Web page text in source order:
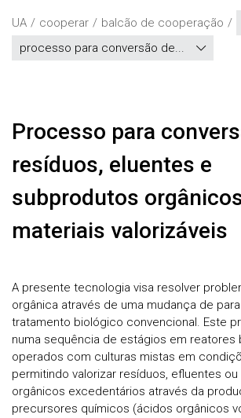
UA cooperar
balcão de cooperação
processo para conversão de...
Processo para conversão de
resíduos, eluentes e
subprodutos
materiais valorizáveis
A presente tecnologia visa resolver
orgânica através de uma mudança de
tratamento biológico convencional. Este
numa sequência de estágios em reatores
operados com culturas mistas em
permitindo valorizar resíduos, efluentes
orgânicos excedentários através da
precursores químicos (ácidos orgânicos